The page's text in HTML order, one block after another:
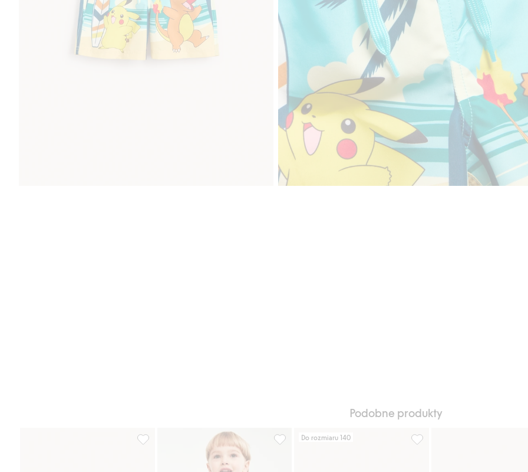
Podobne produkty
Szorty kąpielowe Babblarna, Dodaj do listy ulubione
Do rozmiaru 140